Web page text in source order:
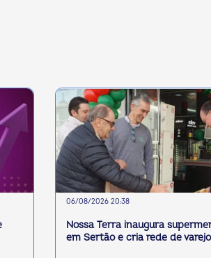
06/08/2026 20:38
Nossa Terra inaugura
em Sertão e cria rede de varejo